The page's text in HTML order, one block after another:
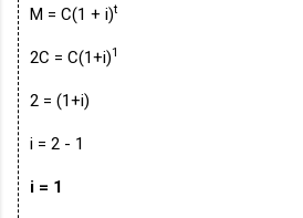
M = C(1 + i)t
2C = C(1+i)1
2 = (1+i)
i = 2 - 1
i = 1